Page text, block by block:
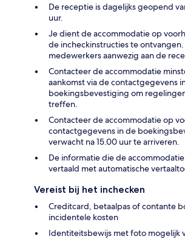
De receptie is dagelijks geopend
uur.
Je dient de accommodatie op
de incheckinstructies te ontvangen.
medewerkers aanwezig aan de
Contacteer de accommodatie
aankomst via de contactgegevens
boekingsbevestiging om
treffen.
Contacteer de accommodatie op
contactgegevens in de
verwacht na 15.00 uur te arriveren.
De informatie die de
vertaald met automatische
Vereist bij het inchecken
Creditcard, betaalpas of contante
incidentele kosten
Identiteitsbewijs met foto mogelijk